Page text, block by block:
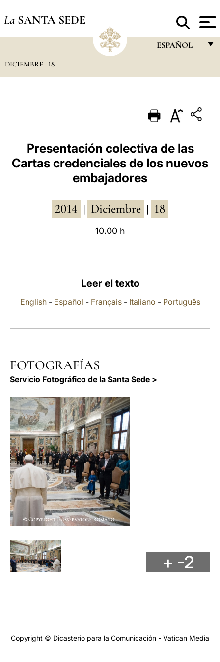
La SANTA SEDE
ESPAÑOL
PORTUGUÊS
ESPAÑOL
DEUTSCH
العربيّة
中文
DICIEMBRE 18
Presentación colectiva de las
Cartas credenciales de los nuevos
embajadores
2014 Diciembre 18
10.00 h
Leer el texto
English- Español - Français- Italiano - Português
FOTOGRAFÍAS
Servicio Fotográfico de la Santa Sede >
+ -2
Copyright © Dicasterio para la Comunicación - Vatican Media